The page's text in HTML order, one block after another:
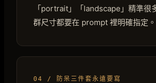
「portrait」「landscape」精準很
群尺寸都要在 prompt 裡明確指定。
04 / 防呆三件套永遠要寫